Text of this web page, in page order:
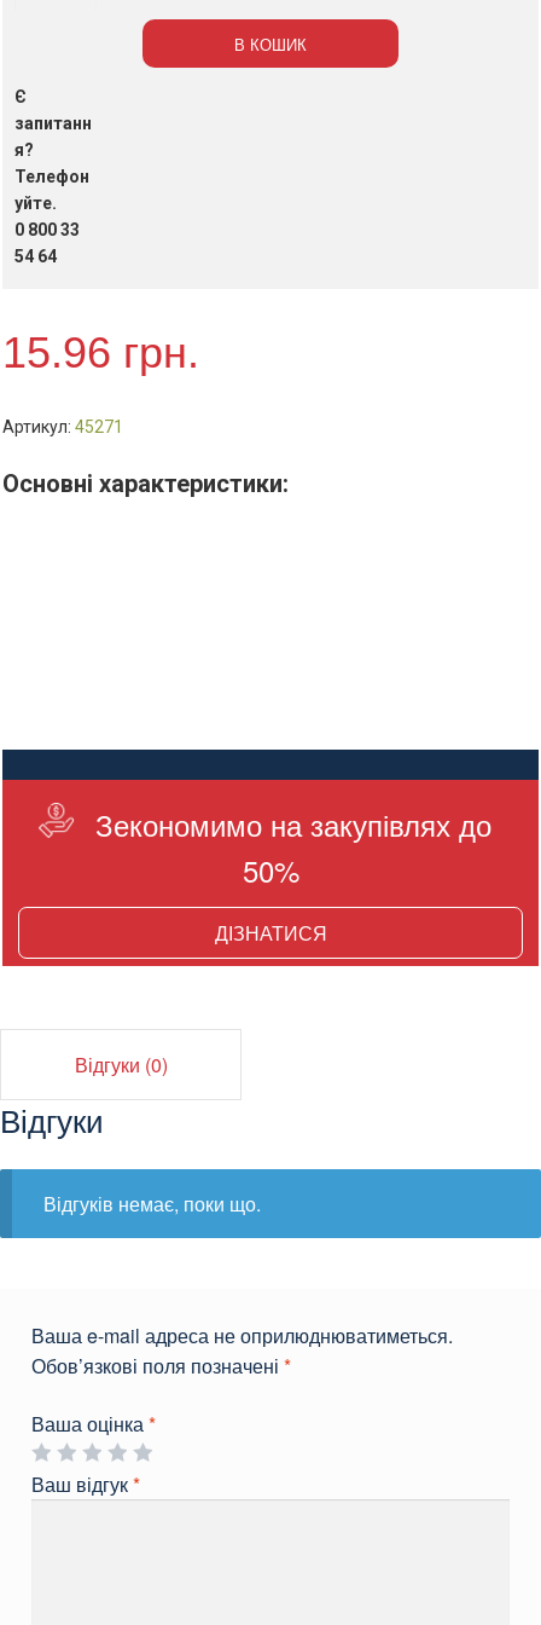
арт
ВМ-4905
кількість
В КОШИК
Є
запитанн
я?
Телефон
уйте.
0 800 33
54 64
15.96 грн.
Артикул: 45271
Основні характеристики:
Зекономимо на закупівлях до
50%
ДІЗНАТИСЯ
Відгуки (0)
Відгуки
Відгуків немає, поки що.
Ваша e-mail адреса не оприлюднюватиметься.
Обов’язкові поля позначені *
Ваша оцінка *
Ваш відгук*